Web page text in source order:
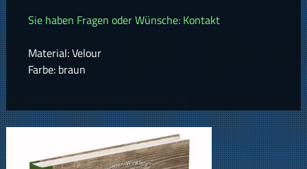
Sie haben Fragen oder Wünsche: Kontakt
Material: Velour
Farbe: braun